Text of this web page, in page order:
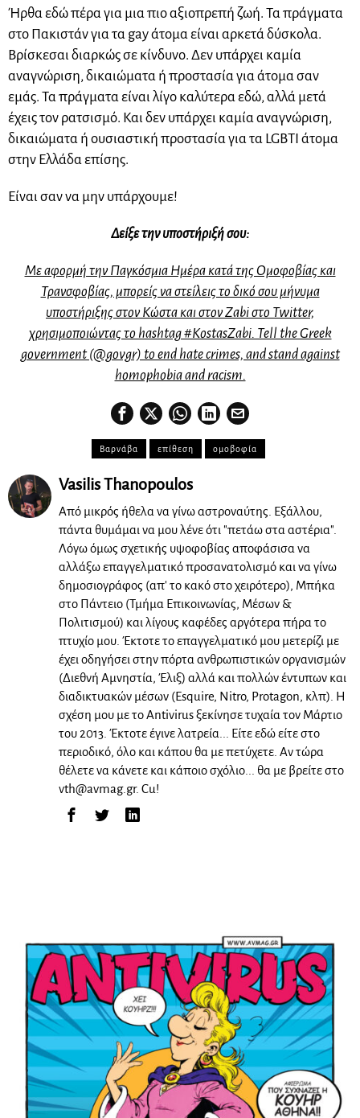
Ήρθα εδώ πέρα για μια πιο αξιοπρεπή ζωή. Τα πράγματα
στο Πακιστάν για τα gay άτομα είναι αρκετά δύσκολα.
Βρίσκεσαι διαρκώς σε κίνδυνο. Δεν υπάρχει καμία
αναγνώριση, δικαιώματα ή προστασία για άτομα σαν
εμάς. Τα πράγματα είναι λίγο καλύτερα εδώ, αλλά μετά
έχεις τον ρατσισμό. Και δεν υπάρχει καμία αναγνώριση,
δικαιώματα ή ουσιαστική προστασία για τα LGBTI άτομα
στην Ελλάδα επίσης.
Είναι σαν να μην υπάρχουμε!
Δείξε την υποστήριξή σου:
Με αφορμή την Παγκόσμια Ημέρα κατά της Ομοφοβίας και
Τρανσφοβίας, μπορείς να στείλεις το δικό σου μήνυμα
υποστήριξης στον Κώστα και στον Zabi στο Twitter,
χρησιμοποιώντας τo hashtag #KostasZabi. Tell the Greek
government (@govgr) to end hate crimes, and stand against
homophobia and racism.
Βαρνάβα επίθεση ομοβοφία
Vasilis Thanopoulos
Από μικρός ήθελα να γίνω αστροναύτης. Εξάλλου,
πάντα θυμάμαι να μου λένε ότι "πετάω στα αστέρια".
Λόγω όμως σχετικής υψοφοβίας αποφάσισα να
αλλάξω επαγγελματικό προσανατολισμό και να γίνω
δημοσιογράφος (απ' το κακό στο χειρότερο), Μπήκα
στο Πάντειο (Τμήμα Επικοινωνίας, Μέσων &
Πολιτισμού) και λίγους καφέδες αργότερα πήρα το
πτυχίο μου. Έκτοτε το επαγγελματικό μου μετερίζι με
έχει οδηγήσει στην πόρτα ανθρωπιστικών οργανισμών
(Διεθνή Αμνηστία, Έλιξ) αλλά και πολλών έντυπων και
διαδικτυακών μέσων (Esquire, Nitro, Protagon, κλπ). Η
σχέση μου με το Antivirus ξεκίνησε τυχαία τον Μάρτιο
του 2013. Έκτοτε έγινε λατρεία... Είτε εδώ είτε στο
περιοδικό, όλο και κάπου θα με πετύχετε. Αν τώρα
θέλετε να κάνετε και κάποιο σχόλιο... θα με βρείτε στο
vth@avmag.gr. Cu!